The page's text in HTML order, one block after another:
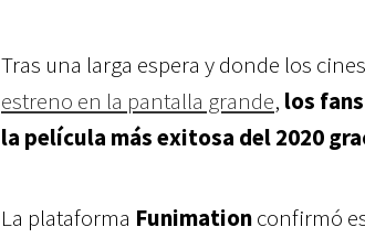
Tras una larga espera y donde los
estreno en la pantalla grande, los
la película más exitosa del 2020
La plataforma Funimationconfirmó